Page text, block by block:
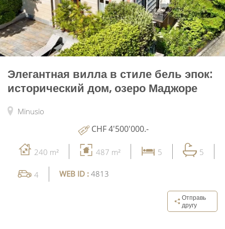
Элегантная вилла в стиле бель эпок:
исторический дом, озеро Маджоре
Minusio
CHF 4'500'000.-
240 m² 487 m² 5 5
4 WEB ID : 4813
Отправь
другу